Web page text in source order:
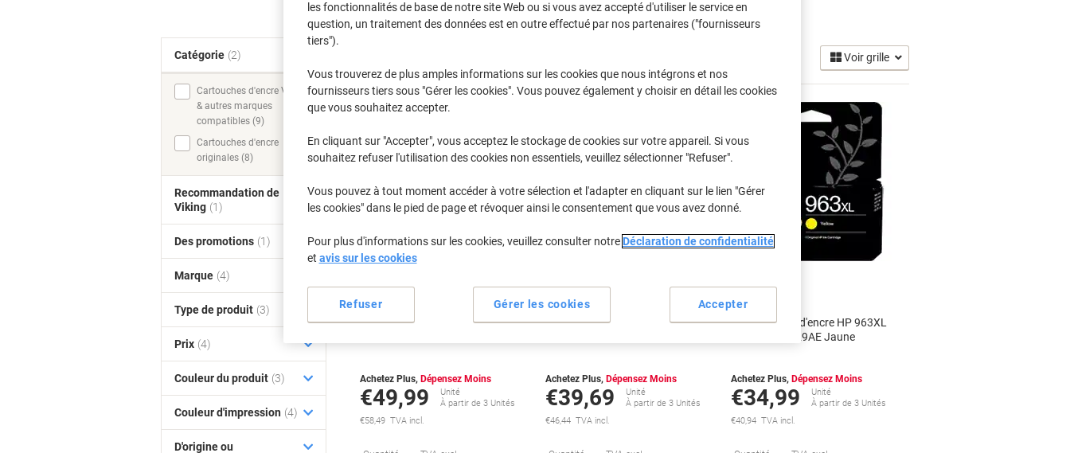
HP Officejet Pro 9028 Cartouches Jet Encre
Voir grille
Cadeau
gratuit
Cartouche jet d'encre HP 963XL
Achetez Plus, Dépensez Moins
€49,99
Unité
À partir de 3 Unités
€58,49 TVA incl.
Cadeau
Cartouche jet d'encre HP 963XL
Achetez Plus, Dépensez Moins
€39,69
Unité
À partir de 3 Unités
€46,44 TVA incl.
Cadeau
Cartouche jet d'encre HP 963XL
D'origine 3JA29AE Jaune
Achetez Plus, Dépensez Moins
€34,99
Unité
À partir de 3 Unités
€40,94 TVA incl.
Catégorie (2)
Cartouches d'encre Viking
& autres marques
compatibles (9)
Cartouches d'encre
originales (8)
Recommandation de
Viking (1)
Des promotions (1)
Marque (4)
Type de produit (3)
Prix (4)
Couleur du produit (3)
Couleur d'impression (4)
D'origine ou
les fonctionnalités de base de notre site Web ou si vous avez accepté d'utiliser le service en
question, un traitement des données est en outre effectué par nos partenaires ("fournisseurs
tiers").
Vous trouverez de plus amples informations sur les cookies que nous intégrons et nos
fournisseurs tiers sous "Gérer les cookies". Vous pouvez également y choisir en détail les cookies
que vous souhaitez accepter.
En cliquant sur "Accepter", vous acceptez le stockage de cookies sur votre appareil. Si vous
souhaitez refuser l'utilisation des cookies non essentiels, veuillez sélectionner "Refuser".
Vous pouvez à tout moment accéder à votre sélection et l'adapter en cliquant sur le lien "Gérer
les cookies" dans le pied de page et révoquer ainsi le consentement que vous avez donné.
Pour plus d'informations sur les cookies, veuillez consulter notre Déclaration de confidentialité
et avis sur les cookies
Gérer les cookies
Refuser Accepter